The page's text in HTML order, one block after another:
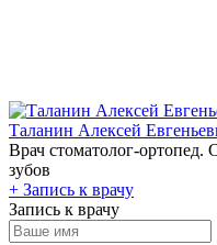
Таланин Алексей
Врач стоматолог-ортопед.
зубов
+ Запись к врачу
Запись к врачу